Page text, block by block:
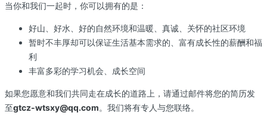
当你和我们一起时，你可以拥有的是：
好山、好水、好的自然环境和温暖、真诚、关怀的社区环境
暂时不丰厚却可以保证生活基本需求的、富有成长性的薪酬和福
利
丰富多彩的学习机会、成长空间
如果您愿意和我们共同走在成长的道路上，请通过邮件将您的简历发
至gtcz-wtsxy@qq.com。我们将有专人与您联络。